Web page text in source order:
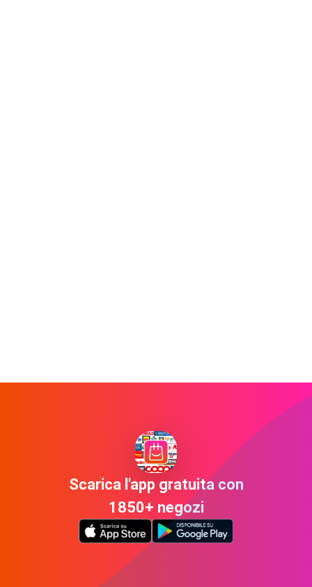
Scarica l'app gratuita con
1850+ negozi